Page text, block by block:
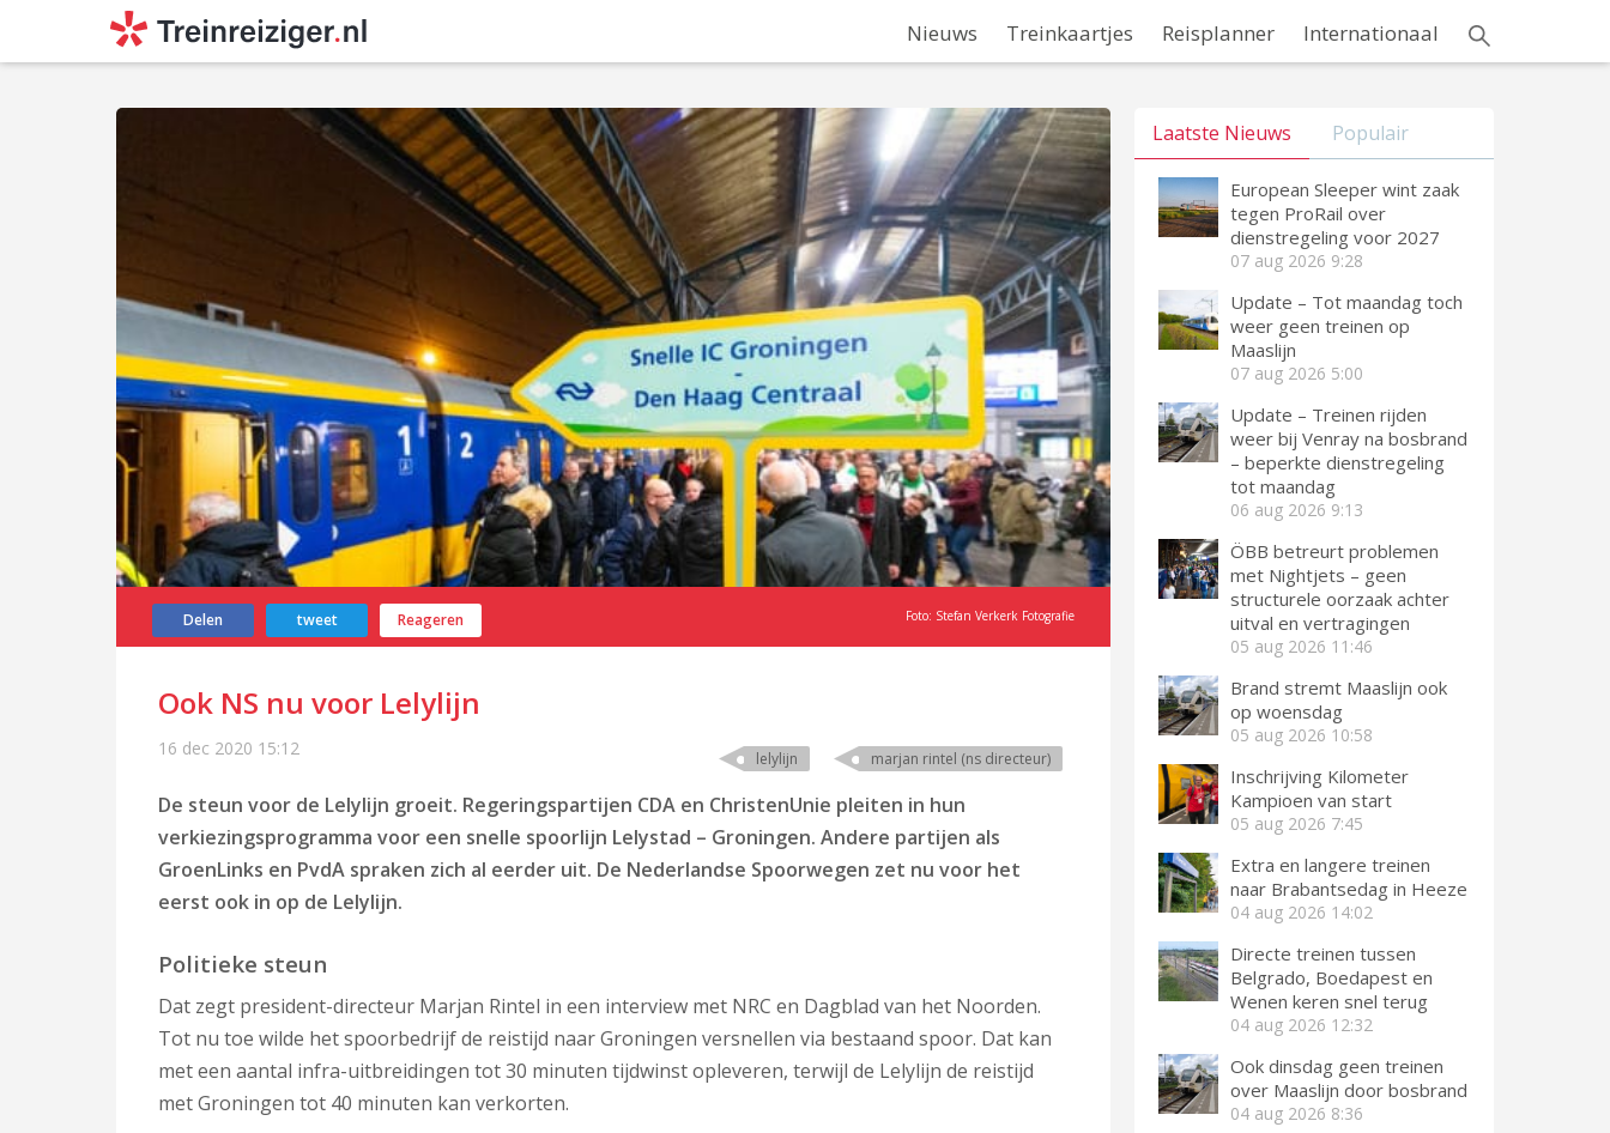
Nieuws Treinkaartjes Reisplanner Internationaal
Delen tweet Reageren Foto: Stefan Verkerk Fotografie
Ook NS nu voor Lelylijn
16 dec 2020 15:12 lelylijn marjan rintel (ns directeur)
De steun voor de Lelylijn groeit. Regeringspartijen CDA en ChristenUnie pleiten in hun
verkiezingsprogramma voor een snelle spoorlijn Lelystad – Groningen. Andere partijen als
GroenLinks en PvdA spraken zich al eerder uit. De Nederlandse Spoorwegen zet nu voor het
eerst ook in op de Lelylijn.
Politieke steun
Dat zegt president-directeur Marjan Rintel in een interview met NRC en Dagblad van het Noorden.
Tot nu toe wilde het spoorbedrijf de reistijd naar Groningen versnellen via bestaand spoor. Dat kan
met een aantal infra-uitbreidingen tot 30 minuten tijdwinst opleveren, terwijl de Lelylijn de reistijd
met Groningen tot 40 minuten kan verkorten.
Laatste Nieuws Populair
European Sleeper wint zaak
tegen ProRail over
dienstregeling voor 2027
07 aug 2026 9:28
Update – Tot maandag toch
weer geen treinen op
Maaslijn
07 aug 2026 5:00
Update – Treinen rijden
weer bij Venray na bosbrand
– beperkte dienstregeling
tot maandag
06 aug 2026 9:13
ÖBB betreurt problemen
met Nightjets – geen
structurele oorzaak achter
uitval en vertragingen
05 aug 2026 11:46
Brand stremt Maaslijn ook
op woensdag
05 aug 2026 10:58
Inschrijving Kilometer
Kampioen van start
05 aug 2026 7:45
Extra en langere treinen
naar Brabantsedag in Heeze
04 aug 2026 14:02
Directe treinen tussen
Belgrado, Boedapest en
Wenen keren snel terug
04 aug 2026 12:32
Ook dinsdag geen treinen
over Maaslijn door bosbrand
04 aug 2026 8:36